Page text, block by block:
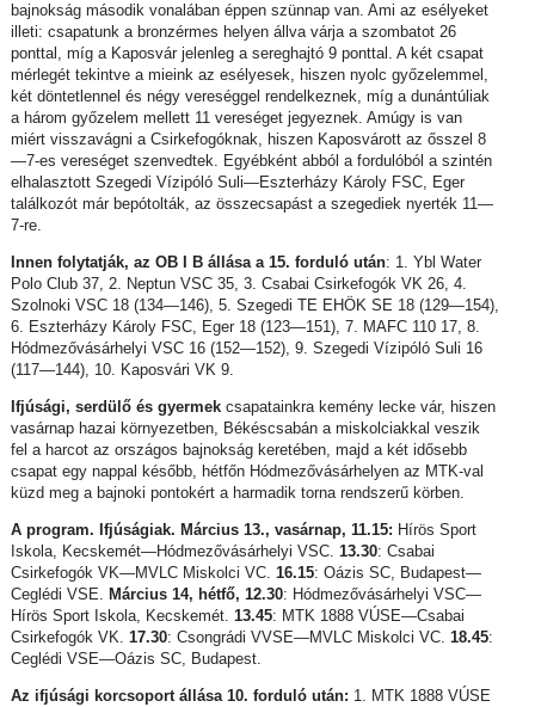
bajnokság második vonalában éppen szünnap van. Ami az esélyeket
illeti: csapatunk a bronzérmes helyen állva várja a szombatot 26
ponttal, míg a Kaposvár jelenleg a sereghajtó 9 ponttal. A két csapat
mérlegét tekintve a mieink az esélyesek, hiszen nyolc győzelemmel,
két döntetlennel és négy vereséggel rendelkeznek, míg a dunántúliak
a három győzelem mellett 11 vereséget jegyeznek. Amúgy is van
miért visszavágni a Csirkefogóknak, hiszen Kaposvárott az ősszel 8
—7-es vereséget szenvedtek. Egyébként abból a fordulóból a szintén
elhalasztott Szegedi Vízipóló Suli—Eszterházy Károly FSC, Eger
találkozót már bepótolták, az összecsapást a szegediek nyerték 11—
7-re.
Innen folytatják, az OB I B állása a 15. forduló után: 1. Ybl Water
Polo Club 37, 2. Neptun VSC 35, 3. Csabai Csirkefogók VK 26, 4.
Szolnoki VSC 18 (134—146), 5. Szegedi TE EHÖK SE 18 (129—154),
6. Eszterházy Károly FSC, Eger 18 (123—151), 7. MAFC 110 17, 8.
Hódmezővásárhelyi VSC 16 (152—152), 9. Szegedi Vízipóló Suli 16
(117—144), 10. Kaposvári VK 9.
Ifjúsági, serdülő és gyermekcsapatainkra kemény lecke vár, hiszen
vasárnap hazai környezetben, Békéscsabán a miskolciakkal veszik
fel a harcot az országos bajnokság keretében, majd a két idősebb
csapat egy nappal később, hétfőn Hódmezővásárhelyen az MTK-val
küzd meg a bajnoki pontokért a harmadik torna rendszerű körben.
A program. Ifjúságiak. Március 13., vasárnap, 11.15: Hírös Sport
Iskola, Kecskemét—Hódmezővásárhelyi VSC. 13.30: Csabai
Csirkefogók VK—MVLC Miskolci VC. 16.15: Oázis SC, Budapest—
Ceglédi VSE. Március 14, hétfő, 12.30: Hódmezővásárhelyi VSC—
Hírös Sport Iskola, Kecskemét. 13.45: MTK 1888 VÚSE—Csabai
Csirkefogók VK. 17.30: Csongrádi VVSE—MVLC Miskolci VC. 18.45:
Ceglédi VSE—Oázis SC, Budapest.
Az ifjúsági korcsoport állása 10. forduló után: 1. MTK 1888 VÚSE